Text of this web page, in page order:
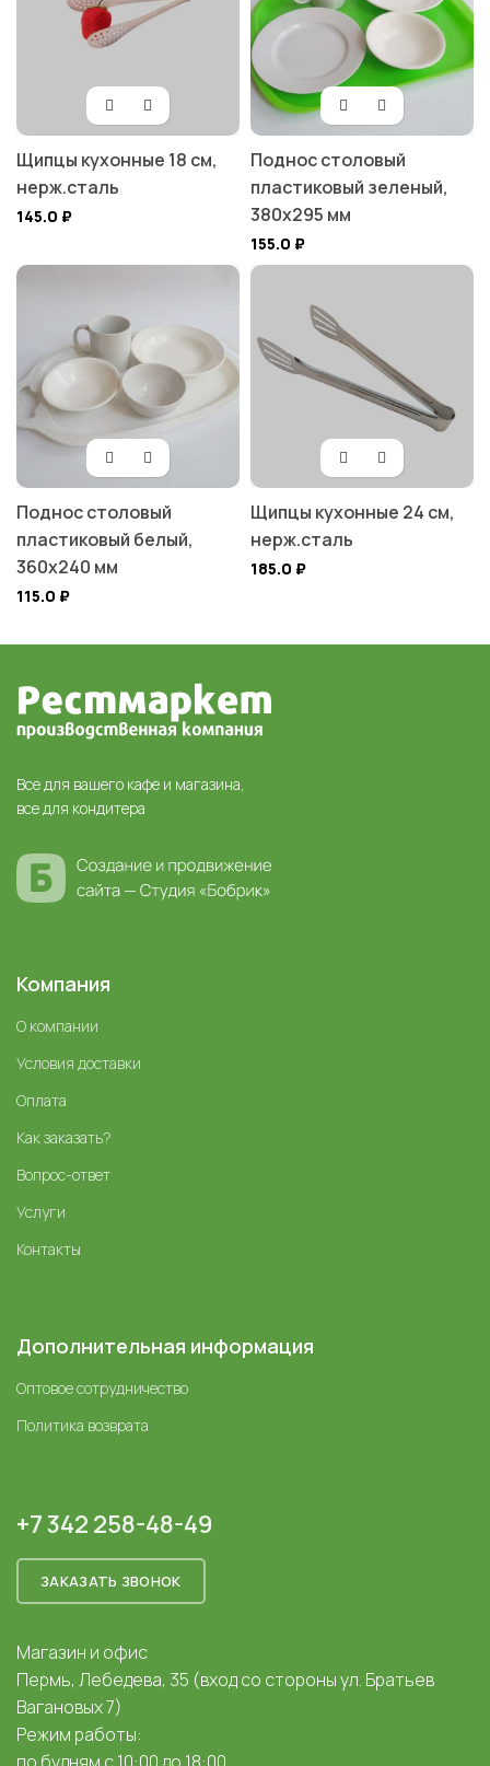
Щипцы кухонные 18 см,
нерж.сталь
145.0 ₽
Поднос столовый
пластиковый зеленый,
380х295 мм
155.0 ₽
Поднос столовый
пластиковый белый,
360х240 мм
115.0 ₽
Щипцы кухонные 24 см,
нерж.сталь
185.0 ₽
Все для вашего кафе и магазина,
все для кондитера
Компания
О компании
Условия доставки
Оплата
Как заказать?
Вопрос-ответ
Услуги
Контакты
Дополнительная информация
Оптовое сотрудничество
Политика возврата
+7 342 258-48-49
ЗАКАЗАТЬ ЗВОНОК
Магазин и офис
Пермь, Лебедева, 35 (вход со стороны ул. Братьев
Вагановых 7)
Режим работы: